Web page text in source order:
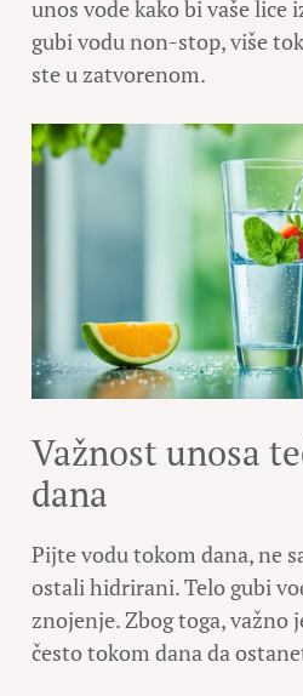
unos vode kako bi vaše lice
gubi vodu non-stop, više
ste u zatvorenom.
Važnost unosa
dana
Pijte vodu tokom dana, ne
ostali hidrirani. Telo gubi
znojenje. Zbog toga, važno
često tokom dana da